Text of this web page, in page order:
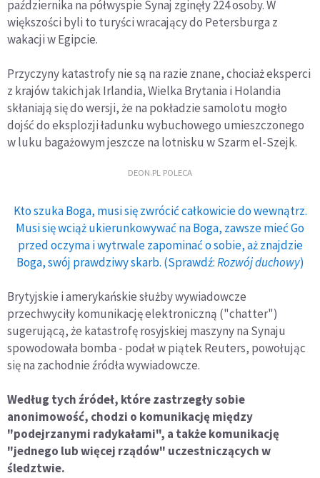
października na półwyspie Synaj zginęły 224 osoby. W
większości byli to turyści wracający do Petersburga z
wakacji w Egipcie.
Przyczyny katastrofy nie są na razie znane, chociaż eksperci
z krajów takich jak Irlandia, Wielka Brytania i Holandia
skłaniają się do wersji, że na pokładzie samolotu mogło
dojść do eksplozji ładunku wybuchowego umieszczonego
w luku bagażowym jeszcze na lotnisku w Szarm el-Szejk.
DEON.PL POLECA
Kto szuka Boga, musi się zwrócić całkowicie do wewnątrz.
Musi się wciąż ukierunkowywać na Boga, zawsze mieć Go
przed oczyma i wytrwale zapominać o sobie, aż znajdzie
Boga, swój prawdziwy skarb. (Sprawdź:Rozwój duchowy)
Brytyjskie i amerykańskie służby wywiadowcze
przechwyciły komunikację elektroniczną ("chatter")
sugerującą, że katastrofę rosyjskiej maszyny na Synaju
spowodowała bomba - podał w piątek Reuters, powołując
się na zachodnie źródła wywiadowcze.
Według tych źródeł, które zastrzegły sobie
anonimowość, chodzi o komunikację między
"podejrzanymi radykałami", a także komunikację
"jednego lub więcej rządów" uczestniczących w
śledztwie.